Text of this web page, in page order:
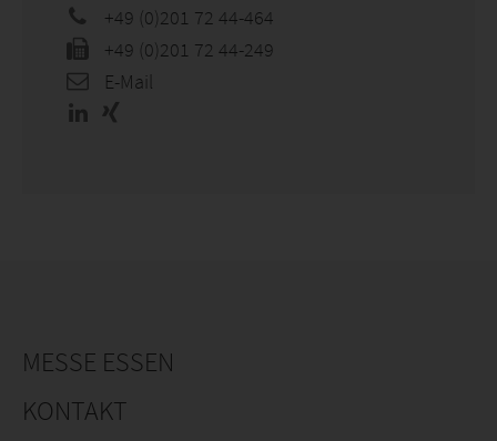
+49 (0)201 72 44-464
+49 (0)201 72 44-249
E-Mail
MESSE ESSEN
KONTAKT